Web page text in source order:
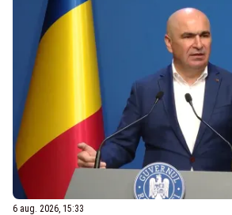
6 aug. 2026, 15:33